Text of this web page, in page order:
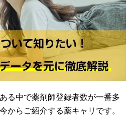
る中で薬剤師登録者数が一番多
からご紹介する薬キャリです。